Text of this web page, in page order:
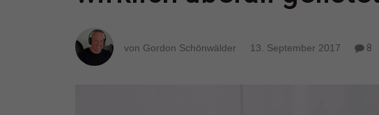
von Gordon Schönwälder 13. September 2017 8